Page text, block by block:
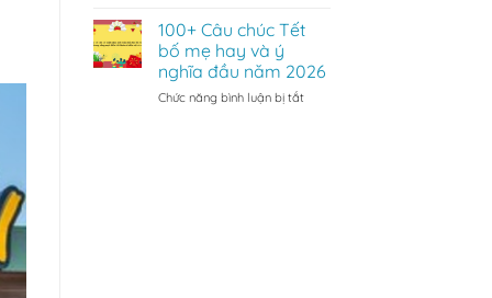
Gắm
và
Lời
Câu
chúc
thầy
cô
100+ Câu chúc Tết
bố mẹ hay và ý
nghĩa đầu năm 2026
Chức năng bình luận bị tắtở